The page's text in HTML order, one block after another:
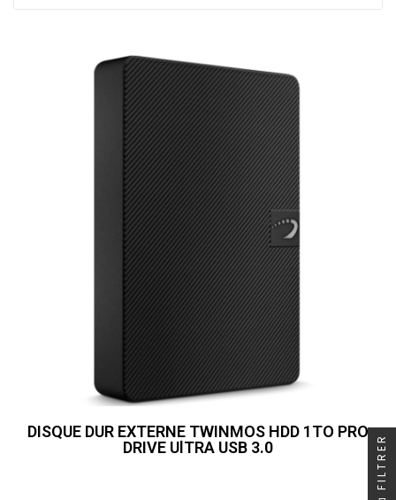
DISQUE DUR EXTERNE TWINMOS HDD 1TO PRO
DRIVE UlTRA USB 3.0
FILTRER